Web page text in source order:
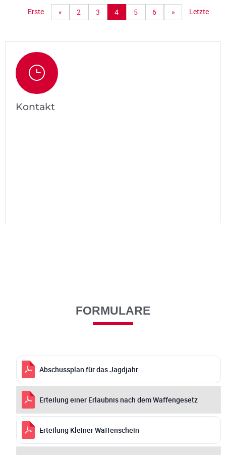
Erste « 2 3 4 5 6 » Letzte
Kontakt
FORMULARE
Abschussplan für das Jagdjahr
Erteilung einer Erlaubnis nach dem Waffengesetz
Erteilung Kleiner Waffenschein